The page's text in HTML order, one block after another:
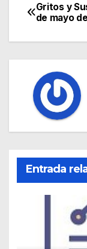
Gritos y
de mayo
Entrada